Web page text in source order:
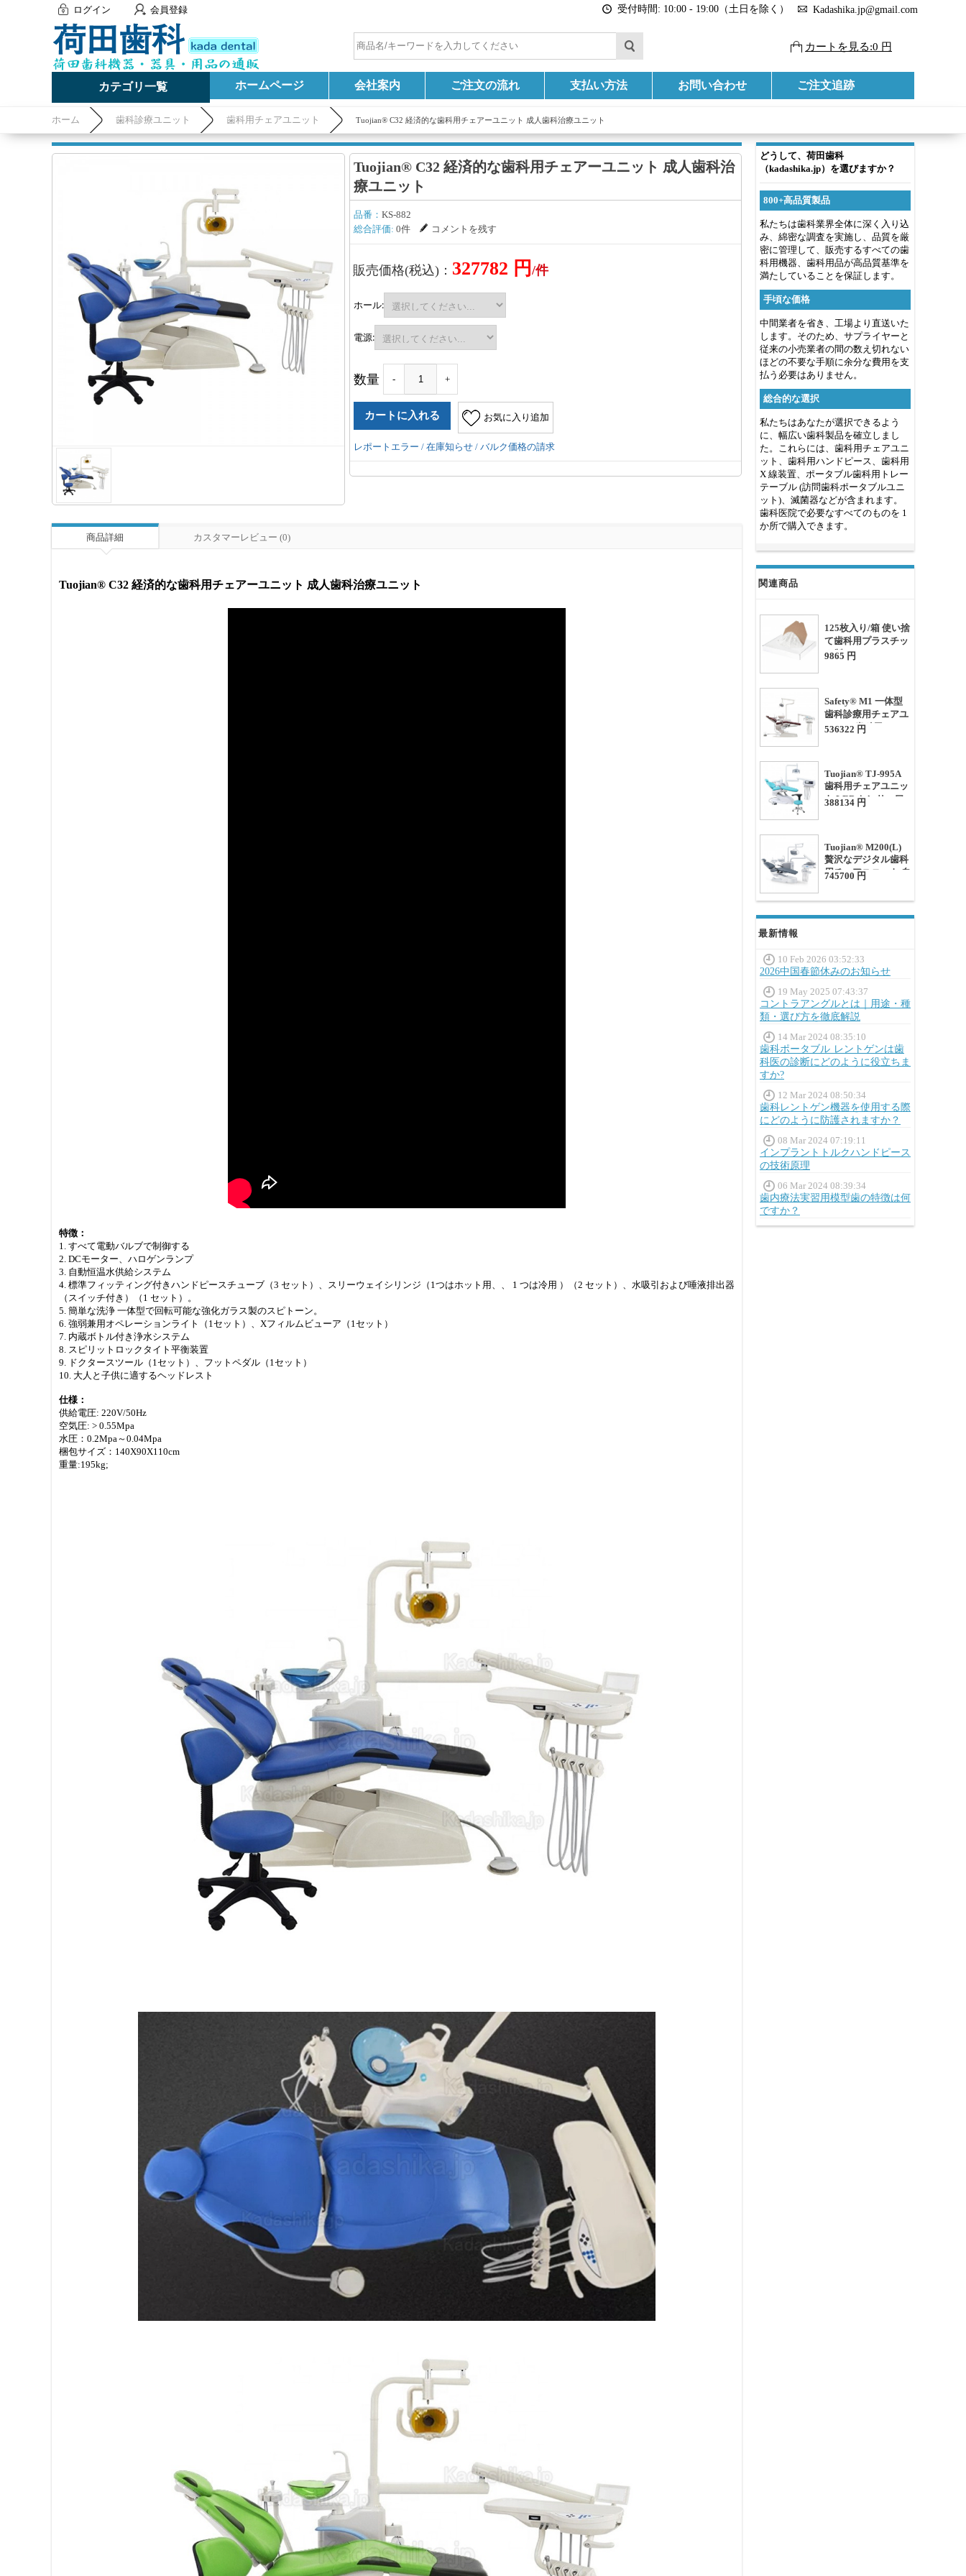
ログイン 会員登録 受付時間: 10:00 - 19:00（土日を除く） Kadashika.jp@gmail.com
カートを見る:0 円
カテゴリ一覧 ホームページ 会社案内 ご注文の流れ 支払い方法 お問い合わせ ご注文追跡
ホーム 歯科診療ユニット 歯科用チェアユニット Tuojian® C32 経済的な歯科用チェアーユニット 成人歯科治療ユニット
どうして、荷田歯科
（kadashika.jp）を選びますか？
800+高品質製品
私たちは歯科業界全体に深く入り込
み、綿密な調査を実施し、品質を厳
密に管理して、販売するすべての歯
科用機器、歯科用品が高品質基準を
満たしていることを保証します。
手頃な価格
中間業者を省き、工場より直送いた
します。そのため、サプライヤーと
従来の小売業者の間の数え切れない
ほどの不要な手順に余分な費用を支
払う必要はありません。
総合的な選択
私たちはあなたが選択できるよう
に、幅広い歯科製品を確立しまし
た。これらには、歯科用チェアユニ
ット、歯科用ハンドピース、歯科用
X 線装置、ポータブル歯科用トレー
テーブル (訪問歯科ポータブルユニ
ット)、滅菌器などが含まれます。
歯科医院で必要なすべてのものを 1
か所で購入できます。
関連商品
125枚入り/箱 使い捨
て歯科用プラスチッ
ク製フルチェアカバ
9865 円
Safety® M1 一体型
歯科診療用チェアユ
ニット 歯科用チェア
536322 円
Tuojian® TJ-995A
歯科用チェアユニッ
ト LED センサー口
388134 円
Tuojian® M200(L)
贅沢なデジタル歯科
用チェアユニット 自
クリーン
745700 円
最新情報
10 Feb 2026 03:52:33
2026中国春節休みのお知らせ
19 May 2025 07:43:37
コントラアングルとは｜用途・種
類・選び方を徹底解説
14 Mar 2024 08:35:10
歯科ポータブル レントゲンは歯
科医の診断にどのように役立ちま
すか?
12 Mar 2024 08:50:34
歯科レントゲン機器を使用する際
にどのように防護されますか？
08 Mar 2024 07:19:11
インプラントトルクハンドピース
の技術原理
06 Mar 2024 08:39:34
歯内療法実習用模型歯の特徴は何
ですか？
Tuojian® C32 経済的な歯科用チェアーユニット 成人歯科治
療ユニット
品番： KS-882
総合評価: 0件 コメントを残す
販売価格(税込)： 327782 円 /件
ホール:
電源:
数量 - +
お気に入り追加
レポートエラー / 在庫知らせ / バルク価格の請求
商品詳細 カスタマーレビュー (0)
Tuojian® C32 経済的な歯科用チェアーユニット 成人歯科治療ユニット
特徴：
1. すべて電動バルブで制御する
2. DCモーター、ハロゲンランプ
3. 自動恒温水供給システム
4. 標準フィッティング付きハンドピースチューブ（3 セット）、スリーウェイシリンジ（1つはホット用、、 1 つは冷用 ）（2 セット）、水吸引および唾液排出器
（スイッチ付き）（1 セット）。
5. 簡単な洗浄 一体型で回転可能な強化ガラス製のスピトーン。
6. 強弱兼用オペレーションライト（1セット）、Xフィルムビューア（1セット）
7. 内蔵ボトル付き浄水システム
8. スピリットロックタイト平衡装置
9. ドクタースツール（1セット）、フットペダル（1セット）
10. 大人と子供に適するヘッドレスト
仕様：
供給電圧: 220V/50Hz
空気圧: > 0.55Mpa
水圧：0.2Mpa～0.04Mpa
梱包サイズ：140X90X110cm
重量:195kg;